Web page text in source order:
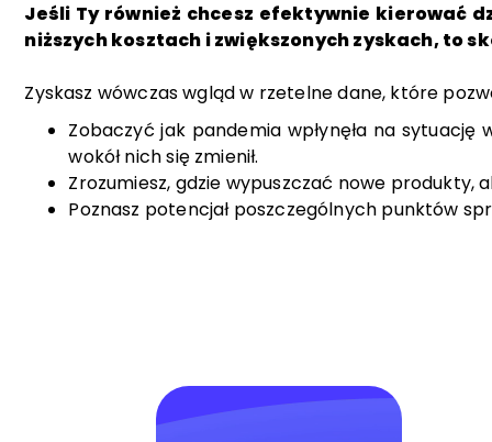
Jeśli Ty również chcesz efektywnie kierować
niższych kosztach i zwiększonych zyskach, to
Zyskasz wówczas wgląd w rzetelne dane, które
Zobaczyć jak pandemia wpłynęła na
wokół nich się zmienił.
Zrozumiesz, gdzie wypuszczać nowe
Poznasz potencjał poszczególnych punktów